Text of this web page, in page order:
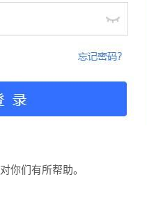
你们有所帮助。